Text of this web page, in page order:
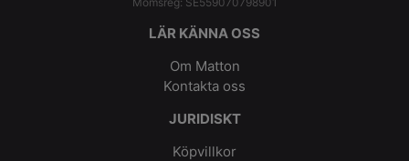
LÄR KÄNNA OSS
Om Matton
Kontakta oss
JURIDISKT
Köpvillkor